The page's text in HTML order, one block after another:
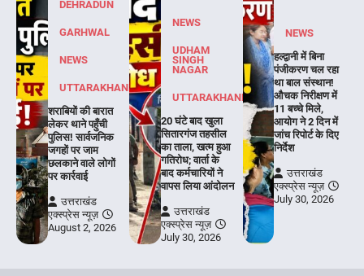
DEHRADUN
GARHWAL
NEWS
UTTARAKHAND
शराबियों की बारात
लेकर थाने पहुँची
पुलिस! सार्वजनिक
जगहों पर जाम
छलकाने वाले लोगों
पर कार्रवाई
उत्तराखंड
एक्स्प्रेस न्यूज़
August 2, 2026
NEWS
UDHAM
SINGH
NAGAR
UTTARAKHAND
20 घंटे बाद खुला
सितारगंज तहसील
का ताला, खत्म हुआ
गतिरोध; वार्ता के
बाद कर्मचारियों ने
वापस लिया आंदोलन
उत्तराखंड
एक्स्प्रेस न्यूज़
July 30, 2026
NEWS
हल्द्वानी में बिना
पंजीकरण चल रहा
था बाल संस्थान!
औचक निरीक्षण में
11 बच्चे मिले,
आयोग ने 2 दिन में
जांच रिपोर्ट के दिए
निर्देश
उत्तराखंड
एक्स्प्रेस न्यूज़
July 30, 2026